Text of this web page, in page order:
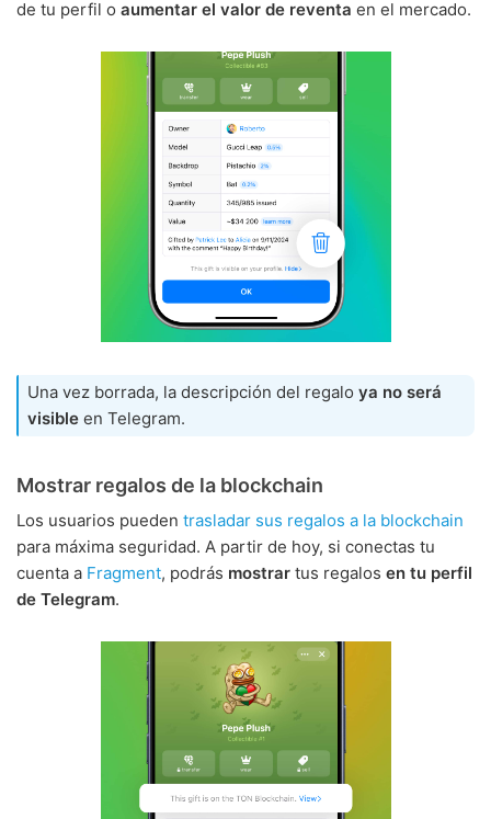
de tu perfil o aumentar el valor de reventa en el mercado.
Una vez borrada, la descripción del regalo ya no será
visible en Telegram.
Mostrar regalos de la blockchain
Los usuarios pueden trasladar sus regalos a la blockchain
para máxima seguridad. A partir de hoy, si conectas tu
cuenta a Fragment, podrás mostrar tus regalos en tu perfil
de Telegram.